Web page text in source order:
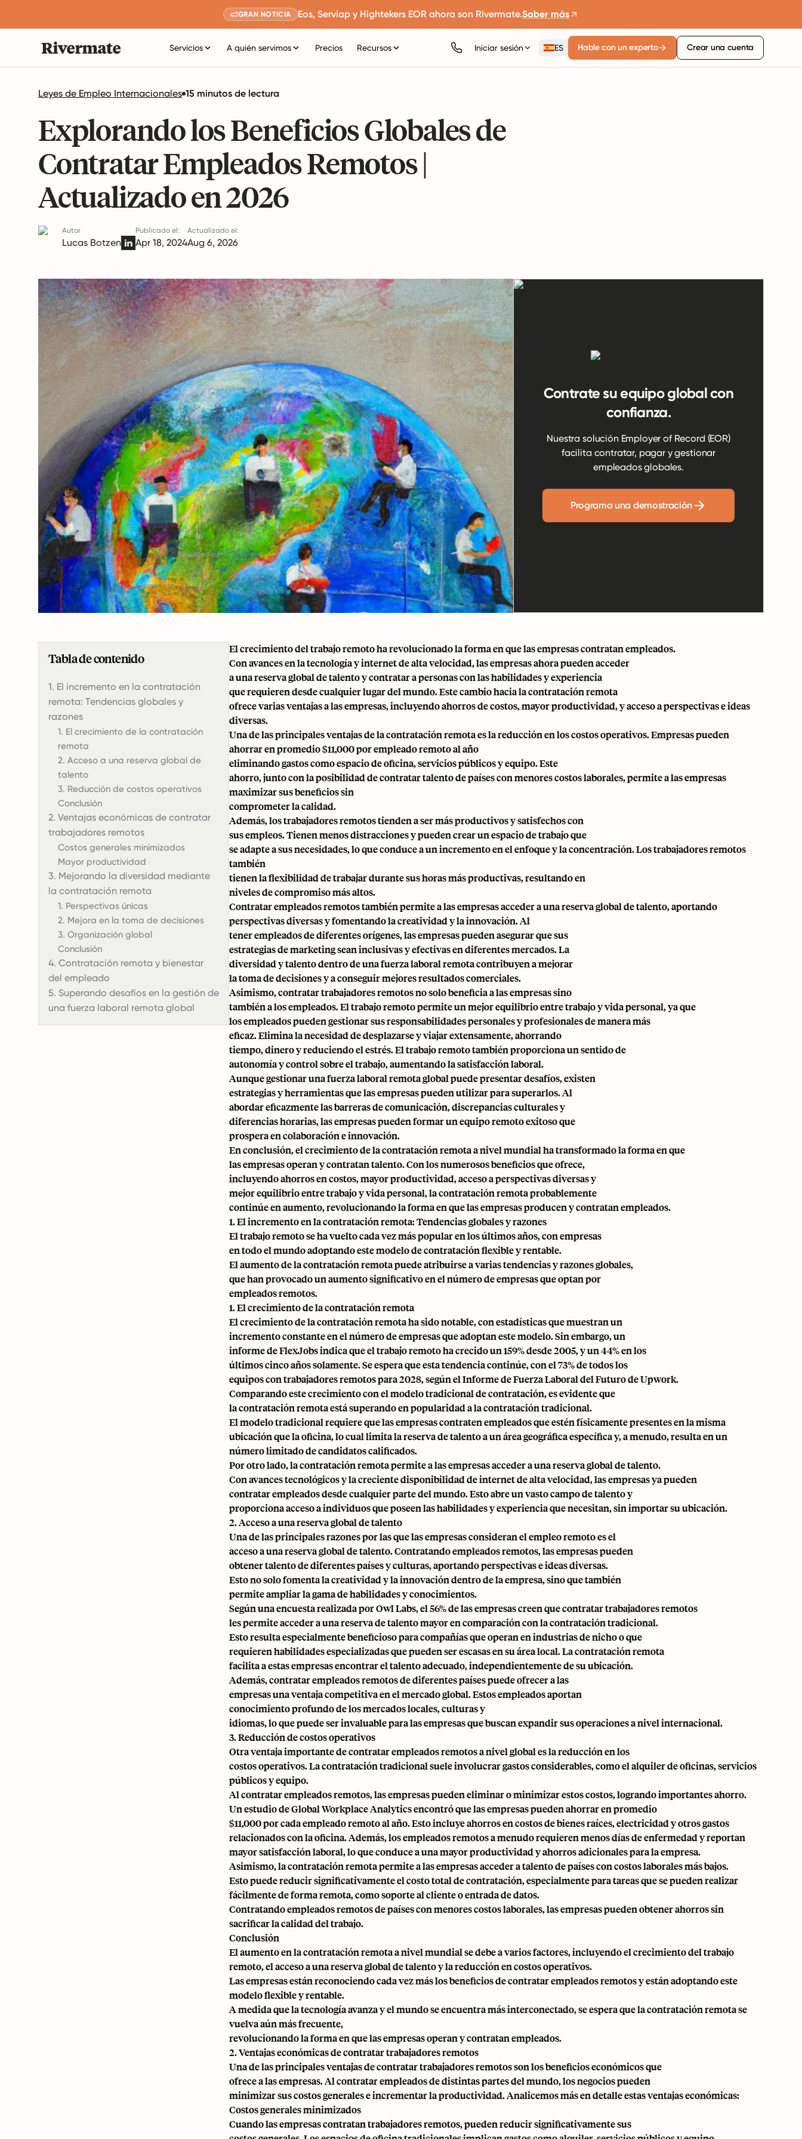
GRAN NOTICIA Eos, Serviap y Hightekers EOR ahora son Rivermate.Saber más
Servicios A quién servimos Precios Recursos Iniciar sesión ES Hable con un experto Crear una cuenta
Leyes de Empleo Internacionales 15 minutos de lectura
Explorando los Beneficios Globales de
Contratar Empleados Remotos |
Actualizado en 2026
Autor
Lucas Botzen
Publicado el:
Apr 18, 2024
Actualizado el:
Aug 6, 2026
Contrate su equipo global con
confianza.
Nuestra solución Employer of Record (EOR)
facilita contratar, pagar y gestionar
empleados globales.
Programa una demostración
Tabla de contenido
1. El incremento en la contratación
remota: Tendencias globales y
razones
1. El crecimiento de la contratación
remota
2. Acceso a una reserva global de
talento
3. Reducción de costos operativos
Conclusión
2. Ventajas económicas de contratar
trabajadores remotos
Costos generales minimizados
Mayor productividad
3. Mejorando la diversidad mediante
la contratación remota
1. Perspectivas únicas
2. Mejora en la toma de decisiones
3. Organización global
Conclusión
4. Contratación remota y bienestar
del empleado
5. Superando desafíos en la gestión de
una fuerza laboral remota global
El crecimiento del trabajo remoto ha revolucionado la forma en que las empresas contratan empleados.
Con avances en la tecnología yinternet de alta velocidad, las empresas ahora pueden acceder
a una reserva global de talento y contratar a personas con las habilidades y experiencia
que requierendesde cualquier lugar del mundo. Este cambio hacia la contratación remota
ofrece varias ventajas a las empresas, incluyendo ahorros de costos, mayor productividad, y acceso a perspectivas e ideas
diversas.
Una de las principales ventajas de la contratación remota es la reducción en los costos operativos. Empresas pueden
ahorrar en promedio $11,000 por empleado remoto al año
eliminando gastos como espacio de oficina, servicios públicos y equipo. Este
ahorro, junto con la posibilidad de contratar talento de países con menores costos laborales, permite a las empresas
maximizar sus beneficios sin
comprometer la calidad.
Además, los trabajadores remotos tienden a ser más productivos ysatisfechos con
sus empleos. Tienen menos distracciones y pueden crear un espacio de trabajo que
se adapte a sus necesidades, lo que conduce a un incremento en el enfoque y la concentración. Los trabajadores remotos
también
tienen la flexibilidad de trabajar durante sus horas más productivas, resultando en
niveles de compromiso más altos.
Contratar empleados remotostambién permite a las empresas acceder a una reserva global de talento, aportando
perspectivas diversas y fomentando la creatividad y la innovación. Al
tener empleados de diferentes orígenes, las empresas pueden asegurar que sus
estrategias de marketing sean inclusivas y efectivas en diferentes mercados. La
diversidad y talento dentro de una fuerza laboral remota contribuyen a mejorar
la toma de decisiones y a conseguir mejores resultados comerciales.
Asimismo, contratar trabajadores remotos no solo beneficia a las empresas sino
también a los empleados. El trabajo remoto permite un mejor equilibrio entre trabajo y vida personal, ya que
los empleados pueden gestionar sus responsabilidades personales y profesionales de manera más
eficaz. Elimina la necesidad de desplazarse y viajar extensamente, ahorrando
tiempo, dinero y reduciendo el estrés. El trabajo remoto también proporciona un sentido de
autonomía y control sobre el trabajo, aumentando la satisfacción laboral.
Aunque gestionar una fuerza laboral remota global puede presentar desafíos, existen
estrategias y herramientas que las empresas pueden utilizar para superarlos. Al
abordar eficazmente las barreras de comunicación, discrepancias culturales y
diferencias horarias, las empresas pueden formar un equipo remoto exitoso que
prospera en colaboración e innovación.
En conclusión, el crecimiento de la contratación remota a nivel mundial ha transformado la forma en que
las empresas operan y contratan talento. Con los numerosos beneficios que ofrece,
incluyendo ahorros en costos, mayor productividad, acceso a perspectivas diversas y
mejor equilibrio entre trabajo y vida personal, la contratación remota probablemente
continúe en aumento, revolucionando la forma en que las empresas producen y contratan empleados.
1. El incremento en la contratación remota: Tendencias globales y razones
El trabajo remoto se ha vuelto cada vez más popular en los últimos años, con empresas
en todo el mundo adoptando este modelo de contratación flexible y rentable.
El aumento de la contratación remota puede atribuirse a varias tendencias y razones globales,
que han provocado un aumento significativo en el número de empresas que optan por
empleados remotos.
1. El crecimiento de la contratación remota
El crecimiento de la contratación remota ha sido notable, con estadísticas que muestran un
incremento constante en el número de empresas que adoptan este modelo. Sin embargo, un
informe de FlexJobs indica que el trabajo remoto ha crecido un 159% desde 2005, y un 44% en los
últimos cinco años solamente. Se espera que esta tendencia continúe, con el 73% de todos los
equipos con trabajadores remotos para 2028, según el Informe de Fuerza Laboral del Futuro de Upwork.
Comparando este crecimiento con el modelo tradicional de contratación, es evidente que
la contratación remota está superando en popularidad a la contratación tradicional.
El modelo tradicional requiere que las empresas contraten empleados que estén físicamente presentes en la misma
ubicación que la oficina, lo cual limita la reserva de talento a un área geográfica específica y, a menudo, resulta en un
número limitado de candidatos calificados.
Por otro lado, la contratación remota permite a las empresas acceder a una reserva global de talento.
Con avances tecnológicos y la creciente disponibilidad de internet de alta velocidad, las empresas ya pueden
contratar empleados desde cualquier parte del mundo. Esto abre un vasto campo de talento y
proporciona acceso a individuos que poseen las habilidades y experiencia que necesitan, sin importar su ubicación.
2. Acceso a una reserva global de talento
Una de las principales razones por las que las empresas consideran el empleo remoto es el
acceso a una reserva global de talento. Contratando empleados remotos, las empresas pueden
obtener talento de diferentes países y culturas, aportando perspectivas e ideas diversas.
Esto no solo fomenta la creatividad y la innovación dentro de la empresa, sino que también
permite ampliar la gama de habilidades y conocimientos.
Según una encuesta realizada por Owl Labs, el 56% de las empresas creen que contratar trabajadores remotos
les permite acceder a una reserva de talento mayor en comparación con la contratación tradicional.
Esto resulta especialmente beneficioso para compañías que operan en industrias de nicho o que
requieren habilidades especializadas que pueden ser escasas en su área local. La contratación remota
facilita a estas empresas encontrar el talento adecuado, independientemente de su ubicación.
Además, contratar empleados remotos de diferentes países puede ofrecer a las
empresas una ventaja competitiva en el mercado global. Estos empleados aportan
conocimiento profundo de losmercados locales, culturas y
idiomas, lo que puede ser invaluable para las empresas que buscan expandir sus operaciones a nivel internacional.
3. Reducción de costos operativos
Otra ventaja importante de contratar empleados remotos a nivel global es la reducción en los
costos operativos. La contratación tradicional suele involucrar gastos considerables, como el alquiler de oficinas, servicios
públicos y equipo.
Al contratar empleados remotos, las empresas pueden eliminar o minimizar estos costos, logrando importantes ahorro.
Un estudio de Global Workplace Analytics encontró que las empresas pueden ahorrar en promedio
$11,000 por cada empleado remoto al año. Esto incluye ahorros en costos de bienes raíces, electricidad y otros gastos
relacionados con la oficina. Además, los empleados remotos a menudo requieren menos días de enfermedad y reportan
mayor satisfacción laboral, lo que conduce a una mayor productividad y ahorros adicionales para la empresa.
Asimismo, la contratación remota permite a las empresas acceder a talento de países con costos laborales más bajos.
Esto puede reducir significativamente el costo total de contratación, especialmente para tareas que se pueden realizar
fácilmente de forma remota, como soporte al cliente o entrada de datos.
Contratando empleados remotos de países con menores costos laborales, las empresas pueden obtener ahorros sin
sacrificar la calidad del trabajo.
Conclusión
El aumento en la contratación remota a nivel mundial se debe a varios factores, incluyendo el crecimiento del trabajo
remoto, el acceso a una reserva global de talento y la reducción en costos operativos.
Las empresas están reconociendo cada vez más los beneficios de contratar empleados remotos y están adoptando este
modelo flexible y rentable.
A medida que la tecnología avanza y el mundo se encuentra más interconectado, se espera que la contratación remota se
vuelva aún más frecuente,
revolucionando la forma en que las empresas operan y contratan empleados.
2. Ventajas económicas de contratar trabajadores remotos
Una de las principales ventajas de contratar trabajadores remotos son los beneficios económicos que
ofrece a las empresas. Al contratar empleados de distintas partes del mundo, los negocios pueden
minimizar sus costos generales e incrementar la productividad. Analicemos más en detalle estas ventajas económicas:
Costos generales minimizados
Cuando las empresas contratan trabajadores remotos, pueden reducir significativamente sus